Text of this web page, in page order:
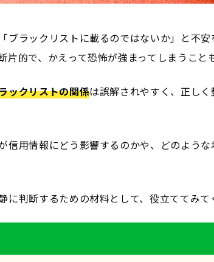
ブラックリストに載るのではないか」と不安
片的で、かえって恐怖が強まってしまうこと
ックリストの関係は誤解されやすく、正し
信用情報にどう影響するのかや、どのよう
に判断するための材料として、役立ててみて